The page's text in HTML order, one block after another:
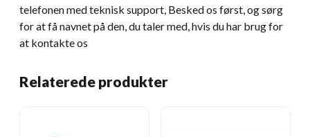
telefonen med teknisk support, Besked os først, og sørg
for at få navnet på den, du taler med, hvis du har brug for
at kontakte os
Relaterede produkter